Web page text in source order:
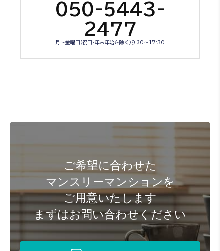
050-5443-
2477
月～金曜日（祝日・年末年始を除く）9:30～17:30
ご希望に合わせた
マンスリーマンションを
ご用意いたします
まずはお問い合わせください